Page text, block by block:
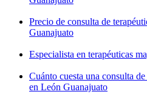
Precio de consulta de
Guanajuato
Especialista en terapéuticas
Cuánto cuesta una consulta
en León Guanajuato